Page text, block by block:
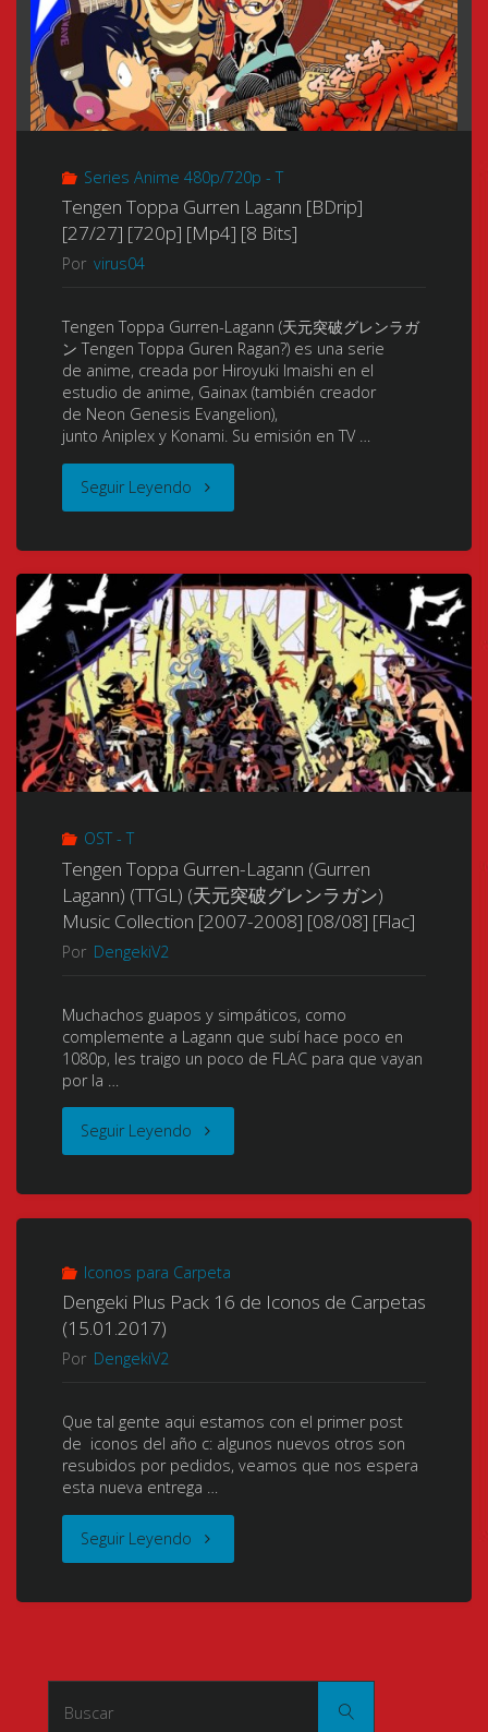
(Making
Break-
Through
Lagann)
(Heavenly
Gurren
Lagann)
(TTGL)
(天
突
破
グ
レ
ン
ン)
[Dual
[BDrip]
–
[1080p]
[Mkv]
[x264
FLAC]"
Series Anime 480p/720p - T
Tengen Toppa Gurren Lagann [BDrip]
[27/27] [720p] [Mp4] [8 Bits]
Por virus04
Tengen Toppa Gurren-Lagann (天元突破グレンラガ
ン Tengen Toppa Guren Ragan?) es una serie
de anime, creada por Hiroyuki Imaishi en el
estudio de anime, Gainax (también creador
de Neon Genesis Evangelion),
junto Aniplex y Konami. Su emisión en TV …
Seguir Leyendo "Tengen
Gurren
Lagann
[BDrip]
[27/27]
[720p]
[8
Bits]"
OST - T
Tengen Toppa Gurren-Lagann (Gurren
Lagann) (TTGL) (天元突破グレンラガン)
Music Collection [2007-2008] [08/08] [Flac]
Por DengekiV2
Muchachos guapos y simpáticos, como
complemente a Lagann que subí hace poco en
1080p, les traigo un poco de FLAC para que vayan
por la …
Seguir Leyendo "Tengen
Gurren-
Lagann
(TTGL)
(天
破
Iconos para Carpeta
Dengeki Plus Pack 16 de Iconos de Carpetas
(15.01.2017)
Por DengekiV2
Que tal gente aqui estamos con el primer post
de iconos del año c: algunos nuevos otros son
resubidos por pedidos, veamos que nos espera
esta nueva entrega …
Seguir Leyendo "Dengeki
16
Buscar